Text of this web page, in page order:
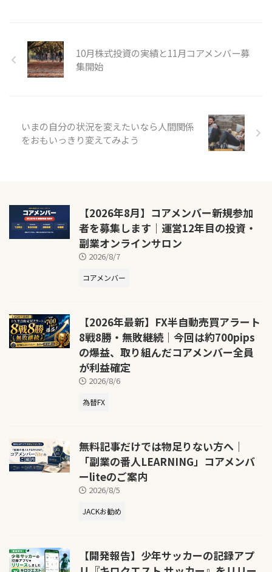
10月株式投資の実績と11月コアメンバー募
集開始
いまの自分の状況を変えたいなら人間関係
をおもいっきり変えてみよう
【2026年8月】コアメンバー新規参加
者を募集します｜運営12年目の投資・
副業オンラインサロン
2026/8/7
コアメンバー
【2026年最新】FX半自動売買アラート
8戦8勝・無敗継続｜今回は約700pips
の爆益、取り組んだコアメンバー全員
が利益確定
2026/8/6
為替FX
無料記事だけでは物足りない方へ｜
「副業の番人LEARNING」コアメンバ
ーliteのご案内
2026/8/5
JACKお勧め
【開発報告】少年サッカーの記録アプ